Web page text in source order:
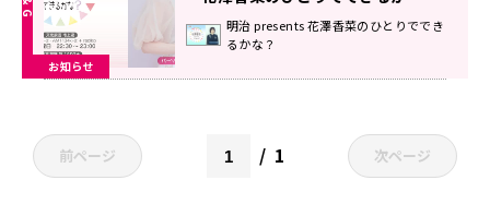
お知らせ
な？」明治 presents 花澤香菜のひとりででき
るかな？
前ページ 1 次ページ